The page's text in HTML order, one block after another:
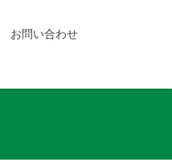
お問い合わせ